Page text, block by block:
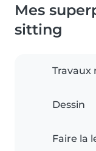
Mes
sitting
Travaux
Dessin
Faire la